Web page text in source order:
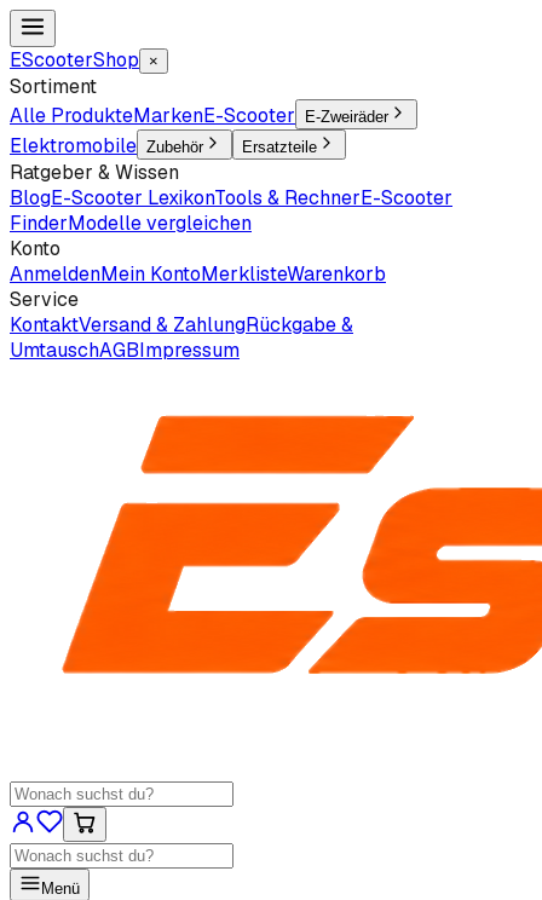
EScooterShop ×
Sortiment
Alle ProdukteMarkenE-Scooter E-Zweiräder
Elektromobile Zubehör Ersatzteile
Ratgeber & Wissen
BlogE-Scooter LexikonTools & RechnerE-Scooter
FinderModelle vergleichen
Konto
AnmeldenMein KontoMerklisteWarenkorb
Service
KontaktVersand & ZahlungRückgabe &
UmtauschAGBImpressum
Menü